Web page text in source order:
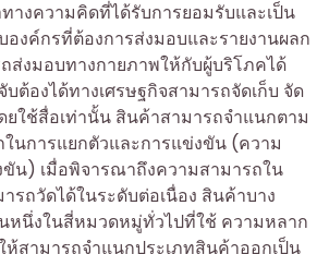
างความคิดที่ได้รับการยอมรับและเป็น
องค์กรที่ต้องการส่งมอบและรายงานผลก
ส่งมอบทางกายภาพให้กับผู้บริโภคได้
ต้องได้ทางเศรษฐกิจสามารถจัดเก็บ จัด
ยใช้สื่อเท่านั้น สินค้าสามารถจำแนกตาม
นการแยกตัวและการแข่งขัน (ความ
น) เมื่อพิจารณาถึงความสามารถใน
รถวัดได้ในระดับต่อเนื่อง สินค้าบาง
หนึ่งในสี่หมวดหมู่ทั่วไปที่ใช้ ความหลาก
สามารถจำแนกประเภทสินค้าออกเป็น